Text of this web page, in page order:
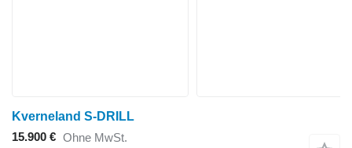
Kverneland S-DRILL
15.900 € Ohne MwSt.